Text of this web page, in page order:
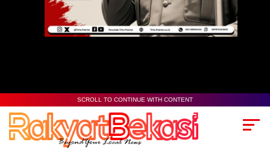
SCROLL TO CONTINUE WITH CONTENT